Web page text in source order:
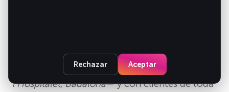
la ciudad y el área metropolitana —Eixample,
Gràcia, Sant Martí, Les Corts, Sarrià, Sants,
l’Hospitalet, Badalona— y con clientes de toda
Rechazar Aceptar